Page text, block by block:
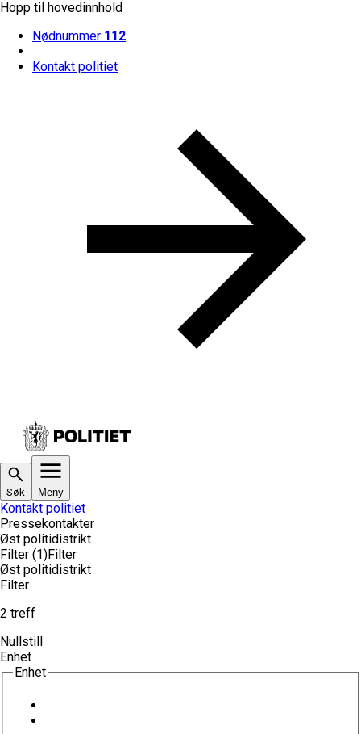
Hopp til hovedinnhold
Nødnummer 112
Kontakt politiet
Søk Meny
Kontakt politiet
Pressekontakter
Øst politidistrikt
Filter (1)Filter
Øst politidistrikt
Filter
2 treff
Nullstill
Enhet
Enhet